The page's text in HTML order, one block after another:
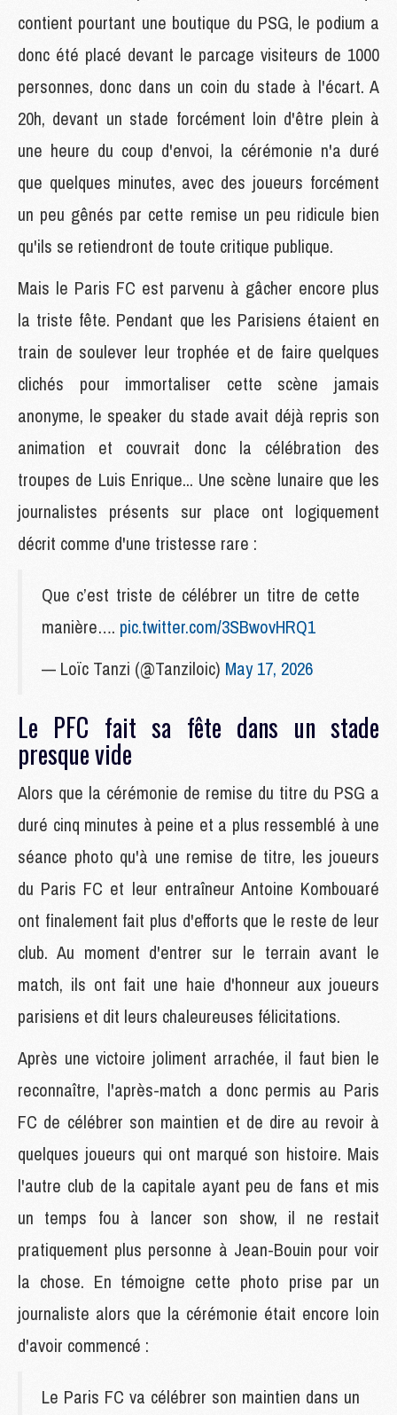
contient pourtant une boutique du PSG, le podium a
donc été placé devant le parcage visiteurs de 1000
personnes, donc dans un coin du stade à l'écart. A
20h, devant un stade forcément loin d'être plein à
une heure du coup d'envoi, la cérémonie n'a duré
que quelques minutes, avec des joueurs forcément
un peu gênés par cette remise un peu ridicule bien
qu'ils se retiendront de toute critique publique.
Mais le Paris FC est parvenu à gâcher encore plus
la triste fête. Pendant que les Parisiens étaient en
train de soulever leur trophée et de faire quelques
clichés pour immortaliser cette scène jamais
anonyme, le speaker du stade avait déjà repris son
animation et couvrait donc la célébration des
troupes de Luis Enrique... Une scène lunaire que les
journalistes présents sur place ont logiquement
décrit comme d'une tristesse rare :
Que c’est triste de célébrer un titre de cette
manière…. pic.twitter.com/3SBwovHRQ1
— Loïc Tanzi (@Tanziloic) May 17, 2026
Le PFC fait sa fête dans un stade
presque vide
Alors que la cérémonie de remise du titre du PSG a
duré cinq minutes à peine et a plus ressemblé à une
séance photo qu'à une remise de titre, les joueurs
du Paris FC et leur entraîneur Antoine Kombouaré
ont finalement fait plus d'efforts que le reste de leur
club. Au moment d'entrer sur le terrain avant le
match, ils ont fait une haie d'honneur aux joueurs
parisiens et dit leurs chaleureuses félicitations.
Après une victoire joliment arrachée, il faut bien le
reconnaître, l'après-match a donc permis au Paris
FC de célébrer son maintien et de dire au revoir à
quelques joueurs qui ont marqué son histoire. Mais
l'autre club de la capitale ayant peu de fans et mis
un temps fou à lancer son show, il ne restait
pratiquement plus personne à Jean-Bouin pour voir
la chose. En témoigne cette photo prise par un
journaliste alors que la cérémonie était encore loin
d'avoir commencé :
Le Paris FC va célébrer son maintien dans un